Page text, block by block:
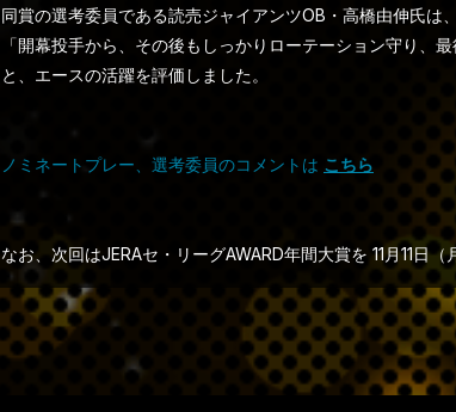
同賞の選考委員である読売ジャイアンツOB・高橋由伸氏は、
「開幕投手から、その後もしっかりローテーション守り、
と、エースの活躍を評価しました。
ノミネートプレー、選考委員のコメントは こちら
なお、次回はJERAセ・リーグAWARD年間大賞を 11月11日（